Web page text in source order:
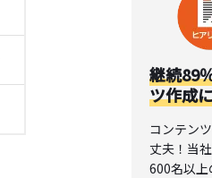
継続89
ツ作成
コンテン
丈夫！当
600名以上